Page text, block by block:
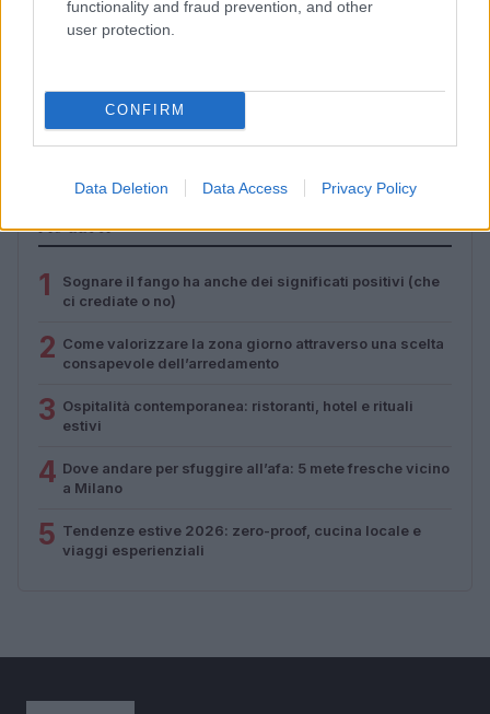
functionality and fraud prevention, and other
user protection.
CONFIRM
Data Deletion Data Access Privacy Policy
Infanta Sofia di Spagna: l’abito estivo che conquista
Palma de Mallorca
PIÙ LETTI
1
Sognare il fango ha anche dei significati positivi (che
ci crediate o no)
2 Come valorizzare la zona giorno attraverso una scelta
consapevole dell’arredamento
3 Ospitalità contemporanea: ristoranti, hotel e rituali
estivi
4 Dove andare per sfuggire all’afa: 5 mete fresche vicino
a Milano
5 Tendenze estive 2026: zero-proof, cucina locale e
viaggi esperienziali